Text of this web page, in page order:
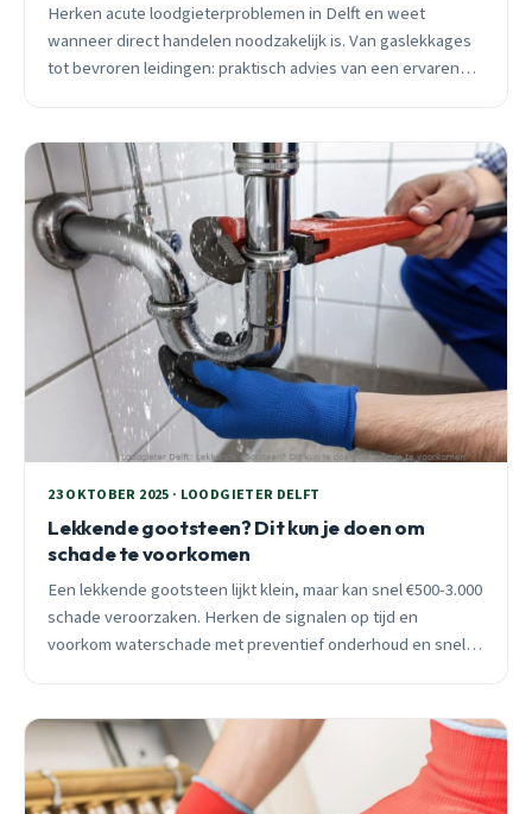
Herken acute loodgieterproblemen in Delft en weet
wanneer direct handelen noodzakelijk is. Van gaslekkages
tot bevroren leidingen: praktisch advies van een ervaren
23 OKTOBER 2025 · LOODGIETER DELFT
Lekkende gootsteen? Dit kun je doen om
schade te voorkomen
Een lekkende gootsteen lijkt klein, maar kan snel €500-3.000
schade veroorzaken. Herken de signalen op tijd en
voorkom waterschade met preventief onderhoud en snelle